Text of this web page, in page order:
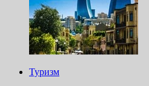
Туризм